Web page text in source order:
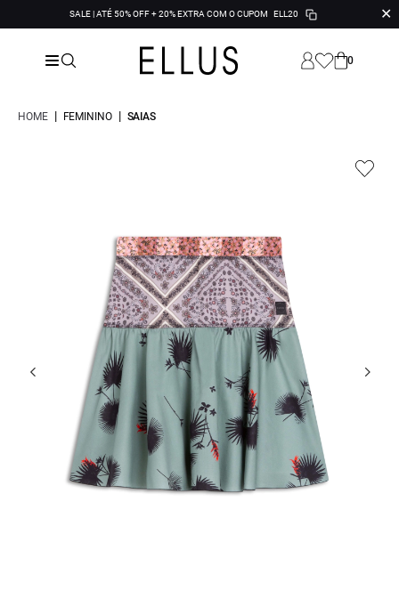
SALE | ATÉ 50% OFF + 20% EXTRA COM O CUPOM ELL20 ✕
0
HOME | FEMININO | SAIAS